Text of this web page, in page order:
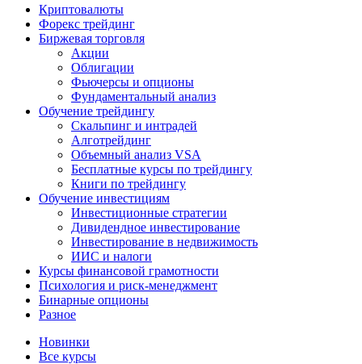
Криптовалюты
Форекс трейдинг
Биржевая торговля
Акции
Облигации
Фьючерсы и опционы
Фундаментальный анализ
Обучение трейдингу
Скальпинг и интрадей
Алготрейдинг
Объемный анализ VSA
Бесплатные курсы по трейдингу
Книги по трейдингу
Обучение инвестициям
Инвестиционные стратегии
Дивидендное инвестирование
Инвестирование в недвижимость
ИИС и налоги
Курсы финансовой грамотности
Психология и риск-менеджмент
Бинарные опционы
Разное
Новинки
Все курсы